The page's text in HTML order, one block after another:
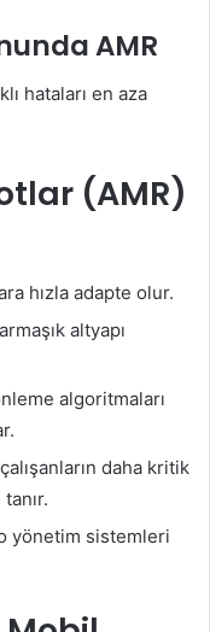
AMR
hataları en aza
(AMR)
hızla adapte olur.
altyapı
algoritmaları
daha kritik
yönetim sistemleri